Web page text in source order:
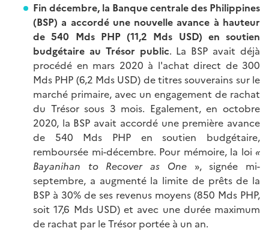
Fin décembre, la Banque centrale des Philippines
(BSP) a accordé une nouvelle avance à hauteur
de 540 Mds PHP (11,2 Mds USD) en soutien
budgétaire au Trésor public. La BSP avait déjà
procédé en mars 2020 à l'achat direct de 300
Mds PHP (6,2 Mds USD) de titres souverains sur le
marché primaire, avec un engagement de rachat
du Trésor sous 3 mois. Egalement, en octobre
2020, la BSP avait accordé une première avance
de 540 Mds PHP en soutien budgétaire,
remboursée mi-décembre. Pour mémoire, la loi «
Bayanihan to Recover as One», signée mi-
septembre, a augmenté la limite de prêts de la
BSP à 30% de ses revenus moyens (850 Mds PHP,
soit 17,6 Mds USD) et avec une durée maximum
de rachat par le Trésor portée à un an.